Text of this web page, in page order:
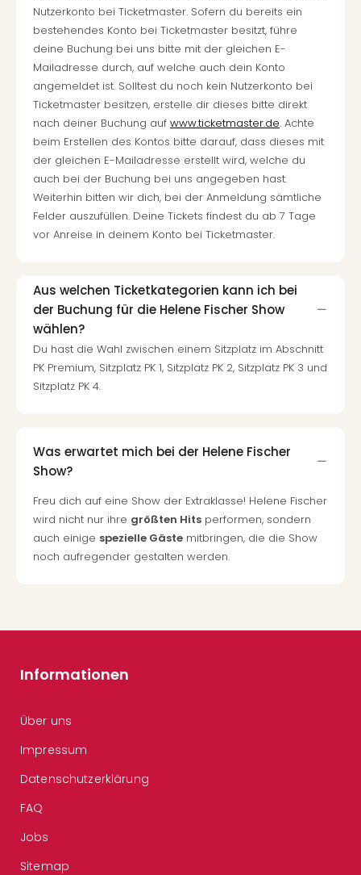
Nutzerkonto bei Ticketmaster. Sofern du bereits ein
bestehendes Konto bei Ticketmaster besitzt, führe
deine Buchung bei uns bitte mit der gleichen E-
Mailadresse durch, auf welche auch dein Konto
angemeldet ist. Solltest du noch kein Nutzerkonto bei
Ticketmaster besitzen, erstelle dir dieses bitte direkt
nach deiner Buchung auf www.ticketmaster.de. Achte
beim Erstellen des Kontos bitte darauf, dass dieses mit
der gleichen E-Mailadresse erstellt wird, welche du
auch bei der Buchung bei uns angegeben hast.
Weiterhin bitten wir dich, bei der Anmeldung sämtliche
Felder auszufüllen. Deine Tickets findest du ab 7 Tage
vor Anreise in deinem Konto bei Ticketmaster.
Aus welchen Ticketkategorien kann ich bei
der Buchung für die Helene Fischer Show
wählen?
Du hast die Wahl zwischen einem Sitzplatz im Abschnitt
PK Premium, Sitzplatz PK 1, Sitzplatz PK 2, Sitzplatz PK 3 und
Sitzplatz PK 4.
Was erwartet mich bei der Helene Fischer
Show?
Freu dich auf eine Show der Extraklasse! Helene Fischer
wird nicht nur ihre größten Hits performen, sondern
auch einige spezielle Gäste mitbringen, die die Show
noch aufregender gestalten werden.
Informationen
Über uns
Impressum
Datenschutzerklärung
FAQ
Jobs
Sitemap